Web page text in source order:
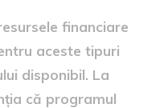
financiare
aceste tipuri
disponibil. La
că programul